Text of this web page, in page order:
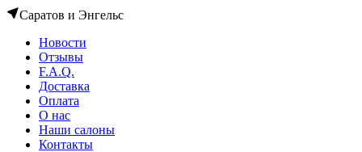
Саратов и Энгельс
Новости
Отзывы
F.A.Q.
Доставка
Оплата
О нас
Наши салоны
Контакты